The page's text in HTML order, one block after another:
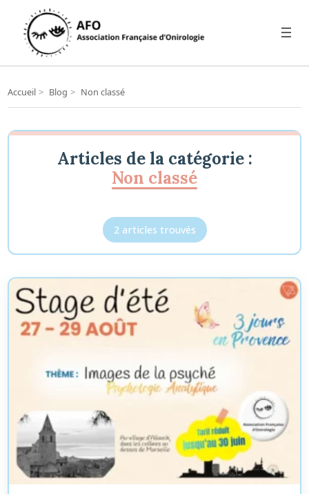
Accueil > Blog > Non classé
Articles de la catégorie :
Non classé
2 articles trouvés